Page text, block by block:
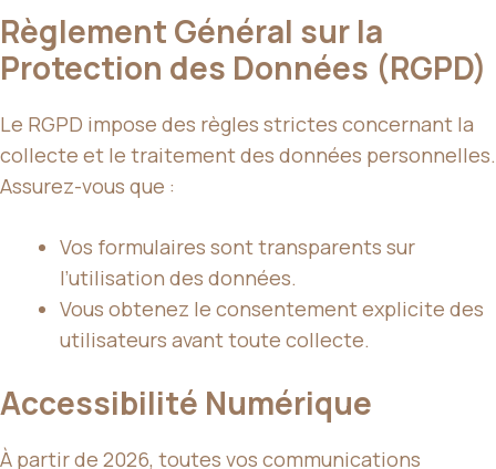
Règlement Général sur la
Protection des Données (RGPD)
Le RGPD impose des règles strictes concernant la
collecte et le traitement des données personnelles.
Assurez-vous que :
Vos formulaires sont transparents sur
l’utilisation des données.
Vous obtenez le consentement explicite des
utilisateurs avant toute collecte.
Accessibilité Numérique
À partir de 2026, toutes vos communications